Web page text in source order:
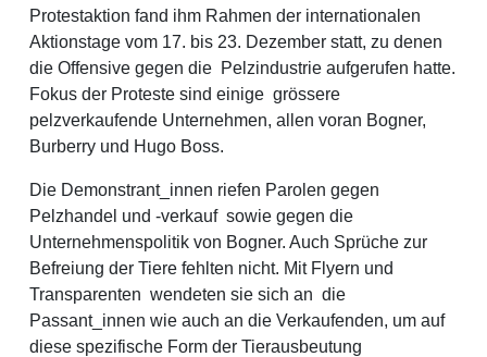
Protestaktion fand ihm Rahmen der internationalen
Aktionstage vom 17. bis 23. Dezember statt, zu denen
die Offensive gegen die Pelzindustrie aufgerufen hatte.
Fokus der Proteste sind einige grössere
pelzverkaufende Unternehmen, allen voran Bogner,
Burberry und Hugo Boss.
Die Demonstrant_innen riefen Parolen gegen
Pelzhandel und -verkauf sowie gegen die
Unternehmenspolitik von Bogner. Auch Sprüche zur
Befreiung der Tiere fehlten nicht. Mit Flyern und
Transparenten wendeten sie sich an die
Passant_innen wie auch an die Verkaufenden, um auf
diese spezifische Form der Tierausbeutung